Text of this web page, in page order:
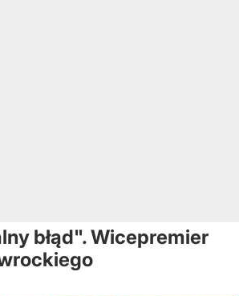
błąd". Wicepremier